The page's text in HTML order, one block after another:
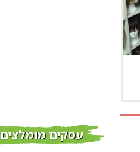
עסקים מומלצים